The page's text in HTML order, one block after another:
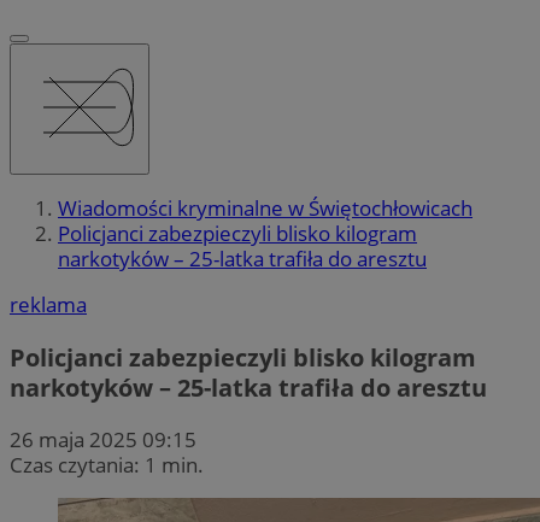
Wiadomości kryminalne w Świętochłowicach
Policjanci zabezpieczyli blisko kilogram
narkotyków – 25-latka trafiła do aresztu
reklama
Policjanci zabezpieczyli blisko kilogram
narkotyków – 25-latka trafiła do aresztu
26 maja 2025 09:15
Czas czytania: 1 min.